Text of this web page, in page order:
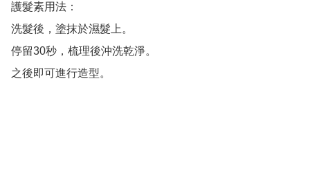
護髮素用法：
洗髮後，塗抹於濕髮上。
停留30秒，梳理後沖洗乾淨。
之後即可進行造型。